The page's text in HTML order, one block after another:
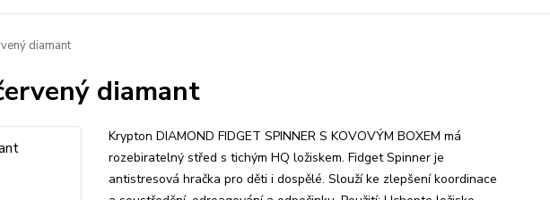
diamant
diamant
Krypton DIAMOND FIDGET SPINNER S KOVOVÝM BOXEM má
rozebiratelný střed s tichým HQ ložiskem. Fidget Spinner je
antistresová hračka pro děti i dospělé. Slouží ke zlepšení koordinace